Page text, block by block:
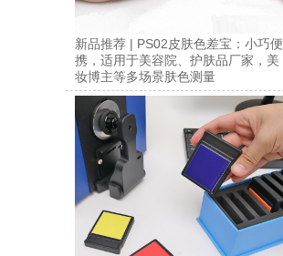
新品推荐 | PS02皮肤色差宝：小巧便
携，适用于美容院、护肤品厂家，美
妆博主等多场景肤色测量